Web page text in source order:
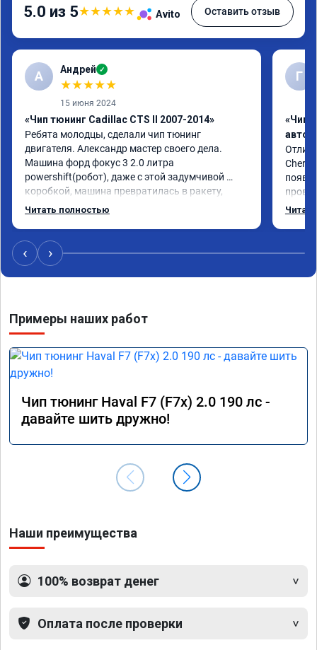
5.0 из 5★★★★★ Avito Оставить отзыв
А Андрей ✓
★★★★★
15 июня 2024
«Чип тюнинг Cadillac CTS II 2007-2014»
Ребята молодцы, сделали чип тюнинг
двигателя. Александр мастер своего дела.
Машина форд фокус 3 2.0 литра
powershift(робот), даже с этой задумчивой
коробкой, машина превратилась в ракету,
даже страшно от такого ускорения, динамика
расход топлива немного уменьшился, начиная
даже на холостом ходу. Да, можно найти
дешевле услугу эту, но лучше чуть переплатить,
Читать полностью
Г
«Чип
Chery
‹ ›
Примеры наших работ
Чип тюнинг Haval F7 (F7x) 2.0 190 лс -
давайте шить дружно!
Наши преимущества
100% возврат денег
Оплата после проверки